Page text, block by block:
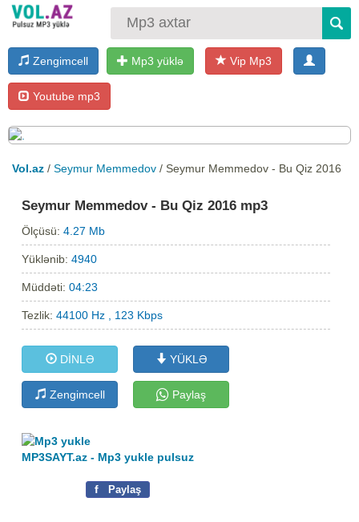
Zengimcell Mp3 yüklə Vip Mp3
Youtube mp3
Vol.az / Seymur Memmedov / Seymur Memmedov - Bu Qiz 2016
Seymur Memmedov - Bu Qiz 2016 mp3
Ölçüsü:4.27 Mb
Yüklənib:4940
Müddəti:04:23
Tezlik:44100 Hz , 123 Kbps
DİNLƏ YÜKLƏ
Zengimcell Paylaş
MP3SAYT.az - Mp3 yukle pulsuz
f Paylaş